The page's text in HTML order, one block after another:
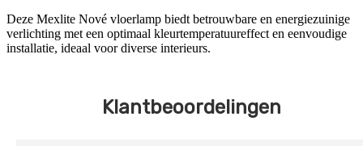
Deze Mexlite Nové vloerlamp biedt betrouwbare en energiezuinige
verlichting met een optimaal kleurtemperatuureffect en eenvoudige
installatie, ideaal voor diverse interieurs.
Klantbeoordelingen